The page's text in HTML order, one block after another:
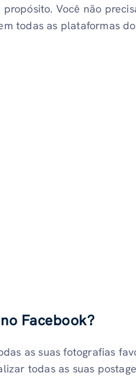
Você não
todas as plataformas do
Facebook?
as suas fotografias
todas as suas